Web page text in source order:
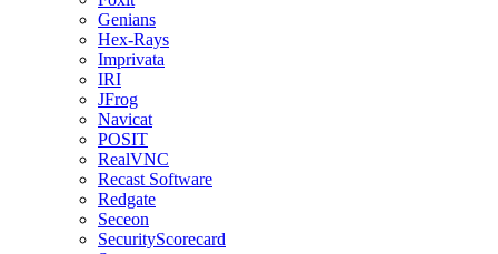
Genians
Hex-Rays
Imprivata
IRI
JFrog
Navicat
POSIT
RealVNC
Recast Software
Redgate
Seceon
SecurityScorecard